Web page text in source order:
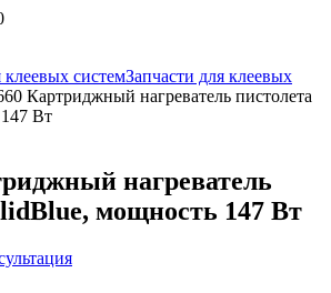
клеевых системЗапчасти для клеевых
Картриджный нагреватель пистолета
Вт
нагреватель
мощность 147 Вт